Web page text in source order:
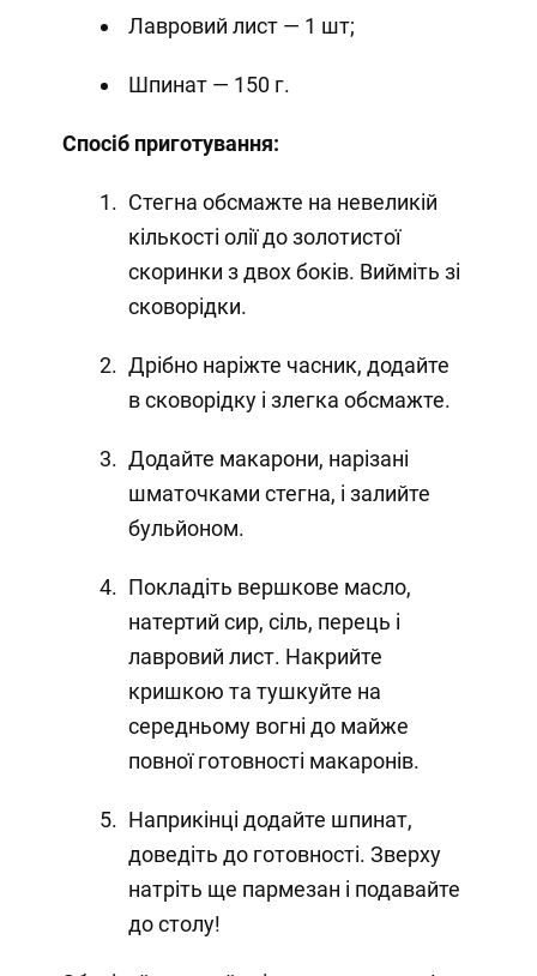
Лавровий лист — 1 шт;
Шпинат — 150 г.
Спосіб приготування:
Стегна обсмажте на невеликій
кількості олії до золотистої
скоринки з двох боків. Вийміть зі
сковорідки.
Дрібно наріжте часник, додайте
в сковорідку і злегка обсмажте.
Додайте макарони, нарізані
шматочками стегна, і залийте
бульйоном.
Покладіть вершкове масло,
натертий сир, сіль, перець і
лавровий лист. Накрийте
кришкою та тушкуйте на
середньому вогні до майже
повної готовності макаронів.
Наприкінці додайте шпинат,
доведіть до готовності. Зверху
натріть ще пармезан і подавайте
до столу!